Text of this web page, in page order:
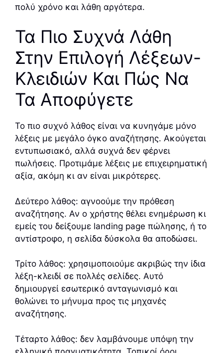
πολύ χρόνο και λάθη αργότερα.
Τα Πιο Συχνά Λάθη
Στην Επιλογή Λέξεων-
Κλειδιών Και Πώς Να
Τα Αποφύγετε
Το πιο συχνό λάθος είναι να κυνηγάμε μόνο
λέξεις με μεγάλο όγκο αναζήτησης. Ακούγεται
εντυπωσιακό, αλλά συχνά δεν φέρνει
πωλήσεις. Προτιμάμε λέξεις με επιχειρηματική
αξία, ακόμη κι αν είναι μικρότερες.
Δεύτερο λάθος: αγνοούμε την πρόθεση
αναζήτησης. Αν ο χρήστης θέλει ενημέρωση κι
εμείς του δείξουμε landing page πώλησης, ή το
αντίστροφο, η σελίδα δύσκολα θα αποδώσει.
Τρίτο λάθος: χρησιμοποιούμε ακριβώς την ίδια
λέξη-κλειδί σε πολλές σελίδες. Αυτό
δημιουργεί εσωτερικό ανταγωνισμό και
θολώνει το μήνυμα προς τις μηχανές
αναζήτησης.
Τέταρτο λάθος: δεν λαμβάνουμε υπόψη την